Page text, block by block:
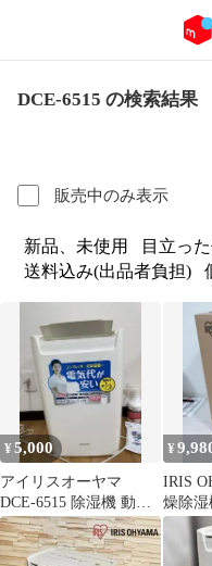
DCE-6515 の検索結果
販売中のみ表示
新品、未使用
目立っ
送料込み(出品者負担)
¥5,000
アイリスオーヤマ
DCE‑6515 除湿機 動作
確認済
¥
IRIS
燥除湿
体